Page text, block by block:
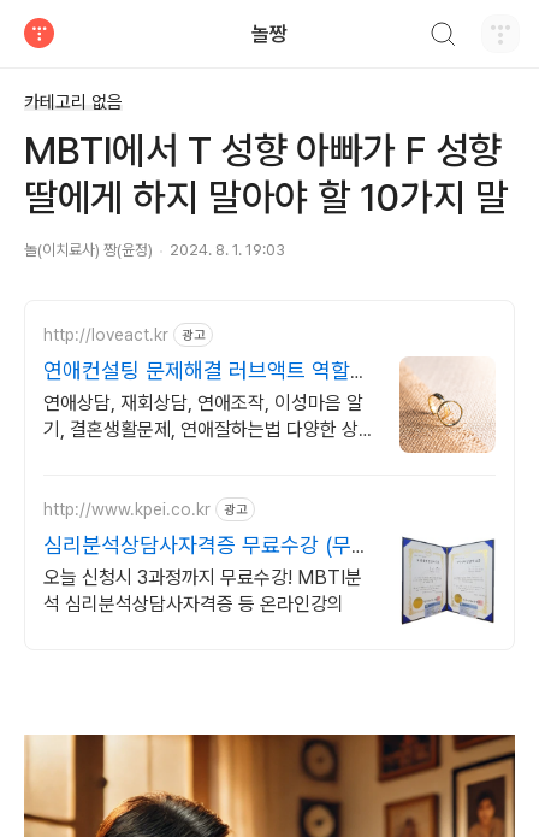
놀짱
카테고리 없음
MBTI에서 T 성향 아빠가 F 성향
딸에게 하지 말아야 할 10가지 말
놀(이치료사) 짱(윤정) 2024. 8. 1. 19:03
http://loveact.kr 광고
연애컨설팅 문제해결 러브액트 역할대
행운영 실전경험 충분
연애상담, 재회상담, 연애조작, 이성마음 알
기, 결혼생활문제, 연애잘하는법 다양한 상황
http://www.kpei.co.kr 광고
심리분석상담사자격증 무료수강 (무료
수강)MBTI분석법
오늘 신청시 3과정까지 무료수강! MBTI분
석 심리분석상담사자격증 등 온라인강의